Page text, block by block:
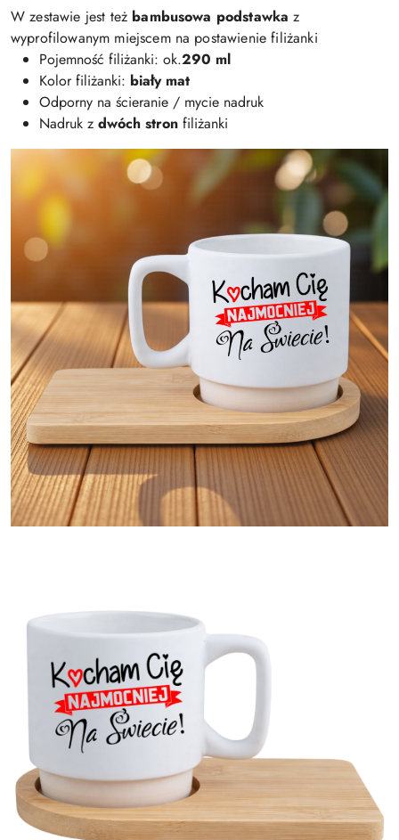
W zestawie jest też bambusowa podstawka z
wyprofilowanym miejscem na postawienie filiżanki
Pojemność filiżanki: ok.290 ml
Kolor filiżanki: biały mat
Odporny na ścieranie / mycie nadruk
Nadruk z dwóch stron filiżanki